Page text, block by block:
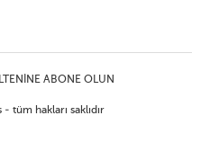
ABONE OLUN
tüm hakları saklıdır